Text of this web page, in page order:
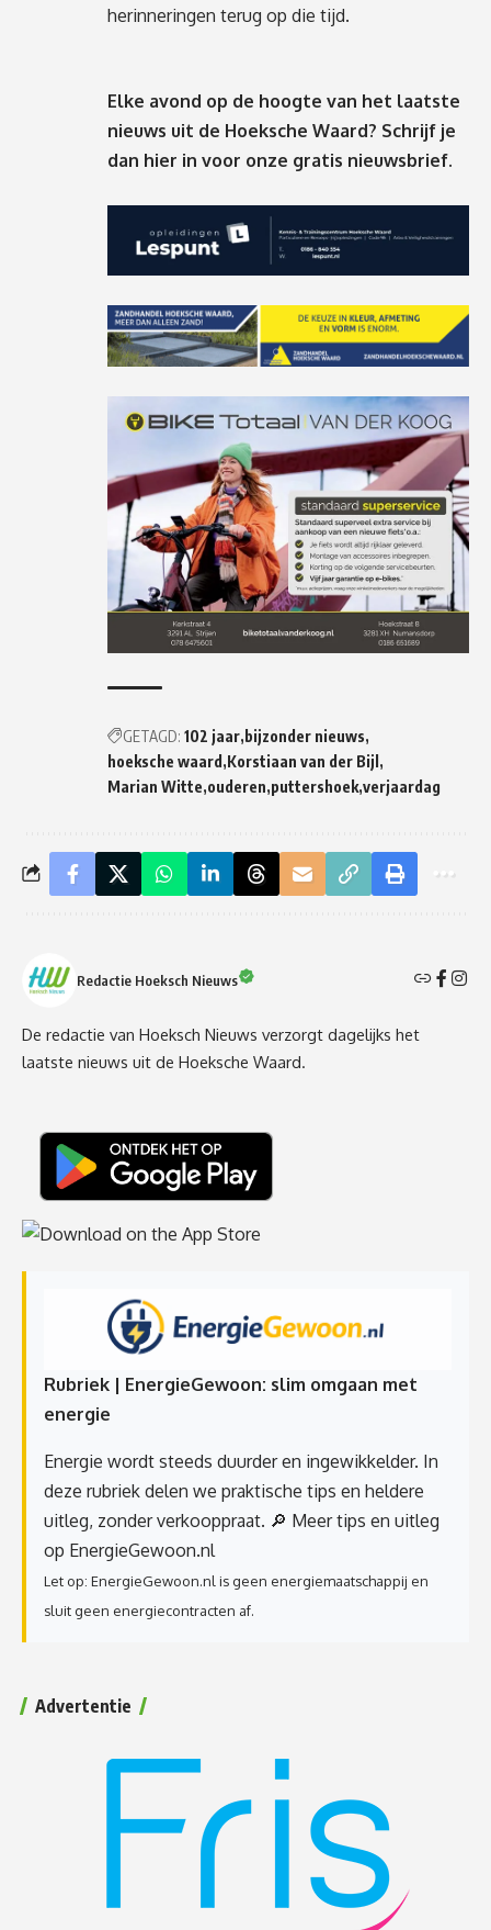
herinneringen terug op die tijd.
Elke avond op de hoogte van het laatste
nieuws uit de Hoeksche Waard? Schrijf je
dan hier in voor onze gratis nieuwsbrief.
GETAGD: 102 jaar bijzonder nieuws
hoeksche waard Korstiaan van der Bijl
Marian Witte ouderen puttershoek verjaardag
Redactie Hoeksch Nieuws
De redactie van Hoeksch Nieuws verzorgt dagelijks het
laatste nieuws uit de Hoeksche Waard.
Rubriek | EnergieGewoon: slim omgaan met
energie
Energie wordt steeds duurder en ingewikkelder. In
deze rubriek delen we praktische tips en heldere
uitleg, zonder verkooppraat. 🔎 Meer tips en uitleg
op EnergieGewoon.nl
Let op: EnergieGewoon.nl is geen energiemaatschappij en
sluit geen energiecontracten af.
Advertentie